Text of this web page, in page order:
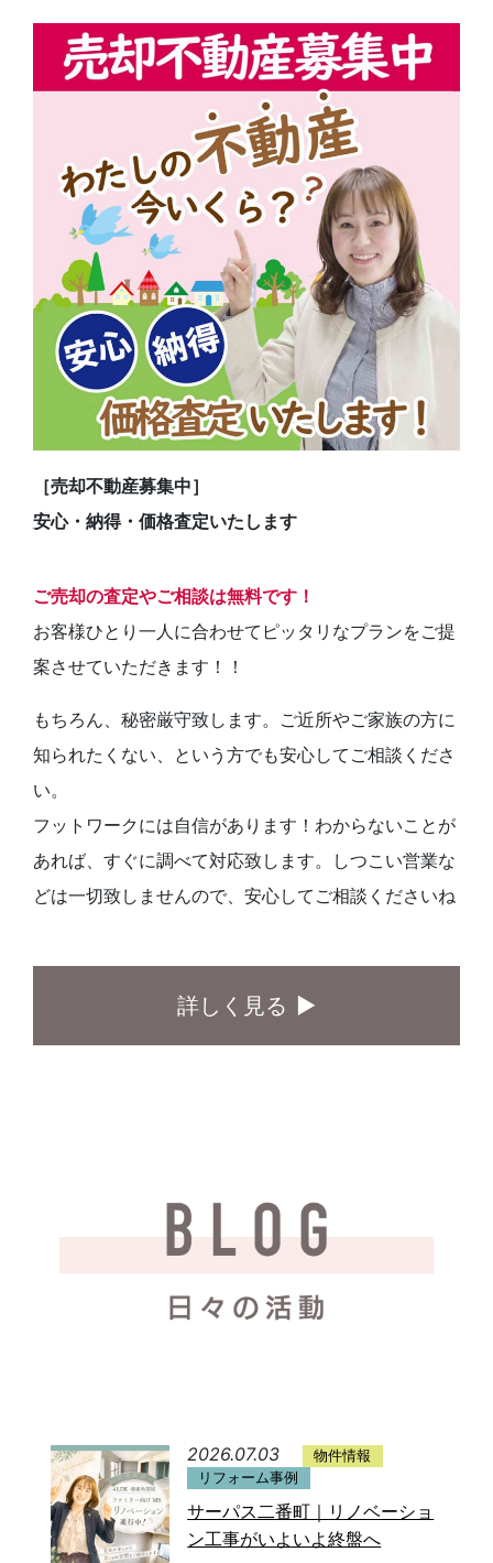
［売却不動産募集中］
安心・納得・価格査定いたします
ご売却の査定やご相談は無料です！
お客様ひとり一人に合わせてピッタリなプランをご提
案させていただきます！！
もちろん、秘密厳守致します。ご近所やご家族の方に
知られたくない、という方でも安心してご相談くださ
い。
フットワークには自信があります！わからないことが
あれば、すぐに調べて対応致します。しつこい営業な
どは一切致しませんので、安心してご相談くださいね
詳しく見る
2026.07.03
物件情報
リフォーム事例
サーパス二番町｜リノベーショ
ン工事がいよいよ終盤へ